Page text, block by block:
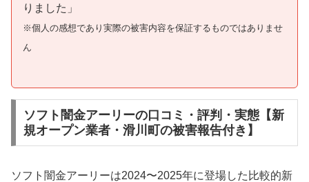
りました」
※個人の感想であり実際の被害内容を保証するものではありませ
ん
ソフト闇金アーリーの口コミ・評判・実態【新
規オープン業者・滑川町の被害報告付き】
ソフト闇金アーリーは2024〜2025年に登場した比較的新